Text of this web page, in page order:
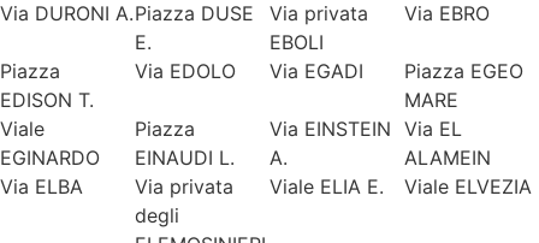
Via DURONI A.Piazza DUSE
E.
Via privata
EBOLI
Via EBRO
Piazza
EDISON T.
Via EDOLO Via EGADI
Piazza EGEO
MARE
Viale
EGINARDO
Piazza
EINAUDI L.
Via EINSTEIN
A.
Via EL
ALAMEIN
Via ELBA
Via privata
degli
Viale ELIA E. Viale ELVEZIA